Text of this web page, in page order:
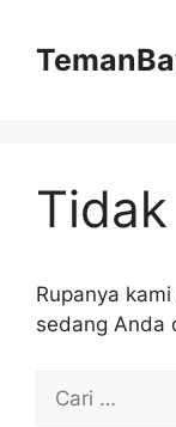
Rupanya
sedang Anda
untuk: